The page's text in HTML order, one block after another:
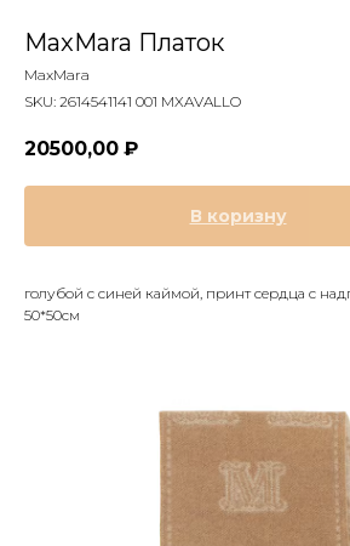
MaxMara Платок
MaxMara
SKU: 2614541141 001 MXAVALLO
20500,00 ₽
В коризну
голубой с синей каймой, принт сердца с
50*50см